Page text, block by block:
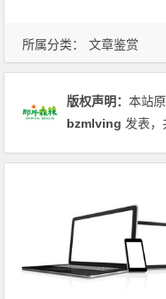
所属分类： 文章鉴赏
版权声明：本站
bzmlving 发表，